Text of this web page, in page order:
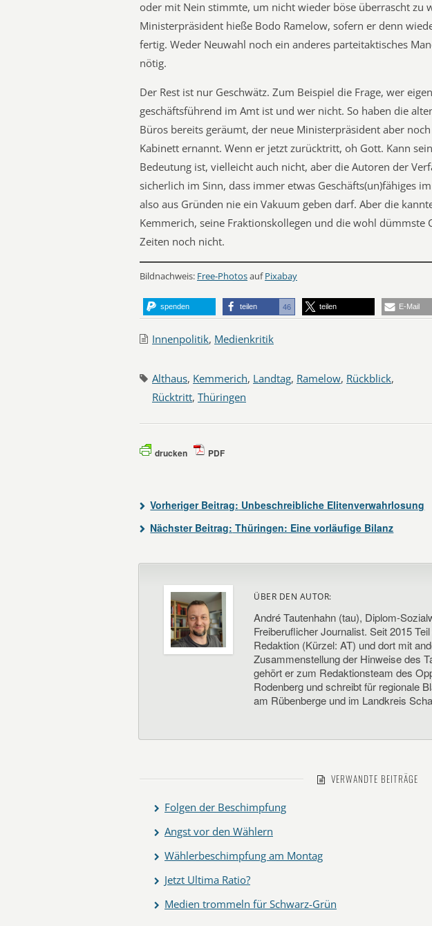
oder mit Nein stimmte, um nicht wieder böse überrascht zu
Ministerpräsident hieße Bodo Ramelow, sofern er denn
fertig. Weder Neuwahl noch ein anderes parteitaktisches
nötig.
Der Rest ist nur Geschwätz. Zum Beispiel die Frage, wer
geschäftsführend im Amt ist und wer nicht. So haben die
Büros bereits geräumt, der neue Ministerpräsident aber
Kabinett ernannt. Wenn er jetzt zurücktritt, oh Gott. Kann
Bedeutung ist, vielleicht auch nicht, aber die Autoren der
sicherlich im Sinn, dass immer etwas Geschäfts(un)fähiges
also aus Gründen nie ein Vakuum geben darf. Aber die
Kemmerich, seine Fraktionskollegen und die wohl dümmste
Zeiten noch nicht.
Bildnachweis: Free-PhotosaufPixabay
spenden teilen 46 teilen E-Mail
Innenpolitik, Medienkritik
Althaus, Kemmerich, Landtag, Ramelow, Rückblick,
Rücktritt, Thüringen
drucken PDF
Vorheriger Beitrag: Unbeschreibliche Elitenverwahrlosung
Nächster Beitrag: Thüringen: Eine vorläufige Bilanz
ÜBER DEN AUTOR:
André Tautenhahn (tau), Diplom-
Freiberuflicher Journalist. Seit 2015
Redaktion (Kürzel: AT) und dort mit
Zusammenstellung der Hinweise des
gehört er zum Redaktionsteam des
Rodenberg und schreibt für regionale
am Rübenberge und im Landkreis
VERWANDTE BEITRÄGE
Folgen der Beschimpfung
Angst vor den Wählern
Wählerbeschimpfung am Montag
Jetzt Ultima Ratio?
Medien trommeln für Schwarz-Grün